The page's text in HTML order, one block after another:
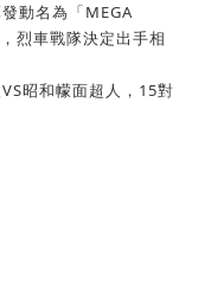
動名為「MEGA
烈車戰隊決定出手相
昭和幪面超人，15對